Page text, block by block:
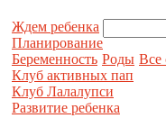
Ждем ребенка
Планирование
Беременность Роды Все
Клуб активных пап
Клуб Лалалупси
Развитие ребенка